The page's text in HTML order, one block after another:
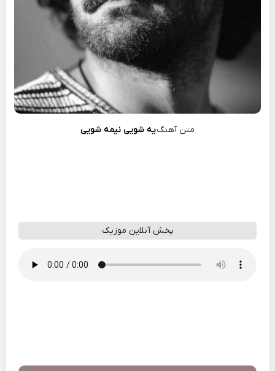
متن آهنگیه شویی نیمه شویی
پخش آنلاین موزیک